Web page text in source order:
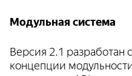
Модульная система
Версия 2.1 разработан
концепции